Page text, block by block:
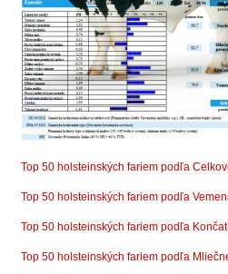
Top 50 holsteinských fariem podľa
Top 50 holsteinských fariem podľa
Top 50 holsteinských fariem podľa
Top 50 holsteinských fariem podľa